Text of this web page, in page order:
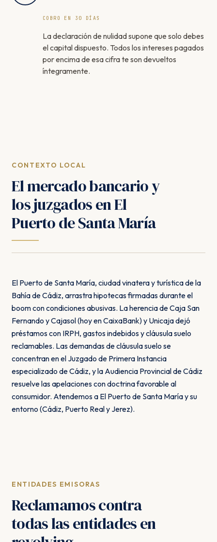
COBRO EN 30 DÍAS
La declaración de nulidad supone que solo debes
el capital dispuesto. Todos los intereses pagados
por encima de esa cifra te son devueltos
íntegramente.
CONTEXTO LOCAL
El mercado bancario y
los juzgados en El
Puerto de Santa María
El Puerto de Santa María, ciudad vinatera y turística de la
Bahía de Cádiz, arrastra hipotecas firmadas durante el
boom con condiciones abusivas. La herencia de Caja San
Fernando y Cajasol (hoy en CaixaBank) y Unicaja dejó
préstamos con IRPH, gastos indebidos y cláusula suelo
reclamables. Las demandas de cláusula suelo se
concentran en el Juzgado de Primera Instancia
especializado de Cádiz, y la Audiencia Provincial de Cádiz
resuelve las apelaciones con doctrina favorable al
consumidor. Atendemos a El Puerto de Santa María y su
entorno (Cádiz, Puerto Real y Jerez).
ENTIDADES EMISORAS
Reclamamos contra
todas las entidades en